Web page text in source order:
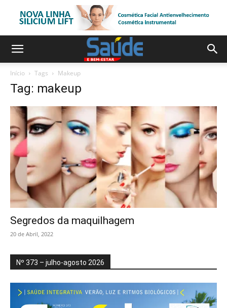
Início Tags Makeup
Tag: makeup
Segredos da maquilhagem
20 de Abril, 2022
Nº 373 – julho-agosto 2026